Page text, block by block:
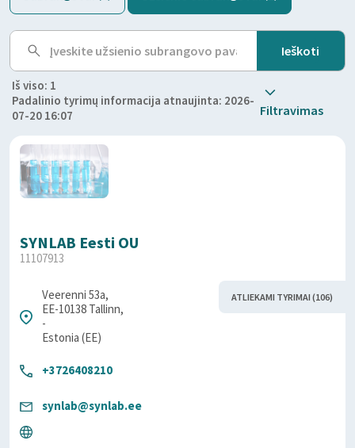
Iš viso: 1
Padalinio tyrimų informacija atnaujinta: 2026-
07-20 16:07
Filtravimas
SYNLAB Eesti OU
11107913
ATLIEKAMI TYRIMAI (106)
Veerenni 53a,
EE-10138 Tallinn,
-
Estonia (EE)
+3726408210
synlab@synlab.ee